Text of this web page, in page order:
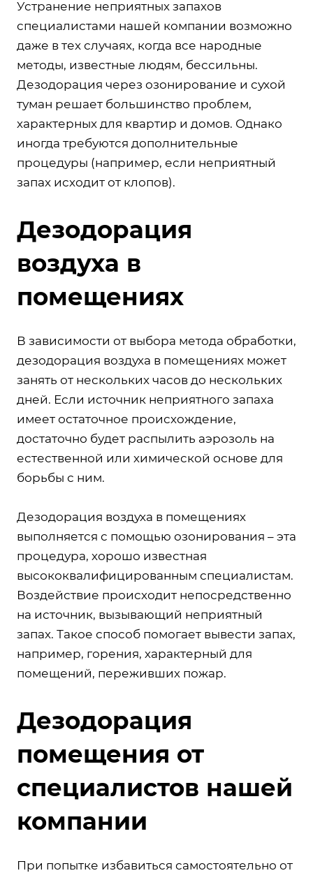
Устранение неприятных запахов
специалистами нашей компании возможно
даже в тех случаях, когда все народные
методы, известные людям, бессильны.
Дезодорация через озонирование и сухой
туман решает большинство проблем,
характерных для квартир и домов. Однако
иногда требуются дополнительные
процедуры (например, если неприятный
запах исходит от клопов).
Дезодорация
воздуха в
помещениях
В зависимости от выбора метода обработки,
дезодорация воздуха в помещениях может
занять от нескольких часов до нескольких
дней. Если источник неприятного запаха
имеет остаточное происхождение,
достаточно будет распылить аэрозоль на
естественной или химической основе для
борьбы с ним.
Дезодорация воздуха в помещениях
выполняется с помощью озонирования – эта
процедура, хорошо известная
высококвалифицированным специалистам.
Воздействие происходит непосредственно
на источник, вызывающий неприятный
запах. Такое способ помогает вывести запах,
например, горения, характерный для
помещений, переживших пожар.
Дезодорация
помещения от
специалистов нашей
компании
При попытке избавиться самостоятельно от